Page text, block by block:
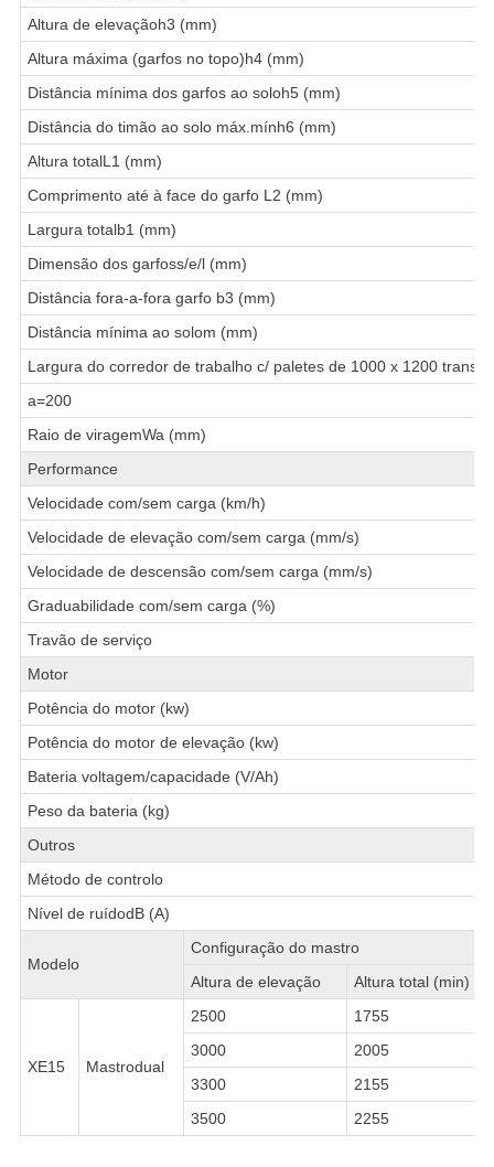
Altura de elevaçãoh3 (mm)
Altura máxima (garfos no topo)h4 (mm)
Distância mínima dos garfos ao soloh5 (mm)
Distância do timão ao solo máx.mính6 (mm)
Altura totalL1 (mm)
Comprimento até à face do garfo L2 (mm)
Largura totalb1 (mm)
Dimensão dos garfoss/e/l (mm)
Distância fora-a-fora garfo b3 (mm)
Distância mínima ao solom (mm)
Largura do corredor de trabalho c/ paletes de 1000 x 1200
a=200
Raio de viragemWa (mm)
Performance
Velocidade com/sem carga (km/h)
Velocidade de elevação com/sem carga (mm/s)
Velocidade de descensão com/sem carga (mm/s)
Graduabilidade com/sem carga (%)
Travão de serviço
Motor
Potência do motor (kw)
Potência do motor de elevação (kw)
Bateria voltagem/capacidade (V/Ah)
Peso da bateria (kg)
Outros
Método de controlo
Nível de ruídodB (A)
Modelo
Configuração do mastro
Altura de elevação
Altura total (min)
XE15 Mastrodual
2500
1755
3000
2005
3300
2155
3500
2255